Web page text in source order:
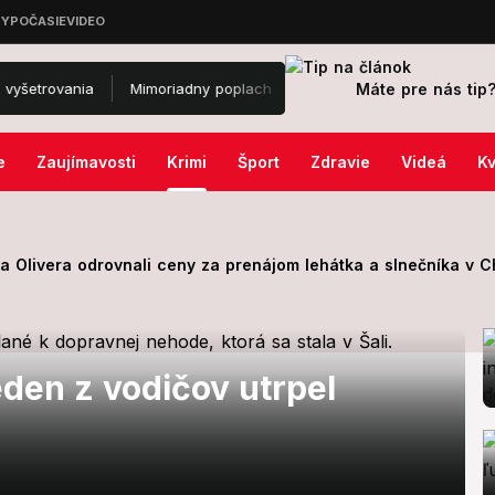
Mimoriadny poplach na známom letisku: Na mieste
Máte pre nás tip?
Zaujímavosti Krimi Šport Zdravie Videá
Olivera odrovnali ceny za prenájom lehátka a slnečníka v
z vodičov utrpel